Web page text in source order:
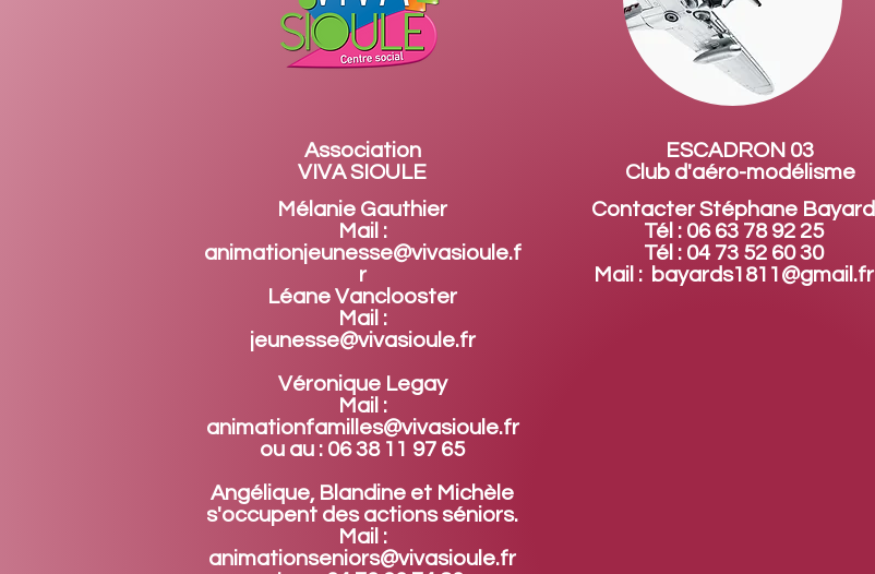
Association
VIVA SIOULE
Mélanie Gauthier
Mail :
animationjeunesse@vivasioule.f
r
Léane Vanclooster
Mail :
jeunesse@vivasioule.fr
Véronique Legay
Mail :
animationfamilles@vivasioule.fr
ou au : 06 38 11 97 65
Angélique, Blandine et Michèle
s'occupent des actions séniors.
Mail :
animationseniors@vivasioule.fr
ESCADRON 03
Club d'aéro-modélisme
Contacter Stéphane Bayard
Tél : 06 63 78 92 25
Tél : 04 73 52 60 30
Mail : bayards1811@gmail.fr